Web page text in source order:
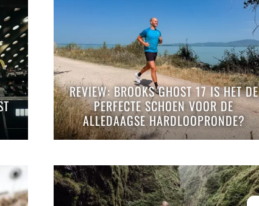
REVIEW: BROOKS GHOST 17 IS HET DE
PERFECTE SCHOEN VOOR DE
ALLEDAAGSE HARDLOOPRONDE?